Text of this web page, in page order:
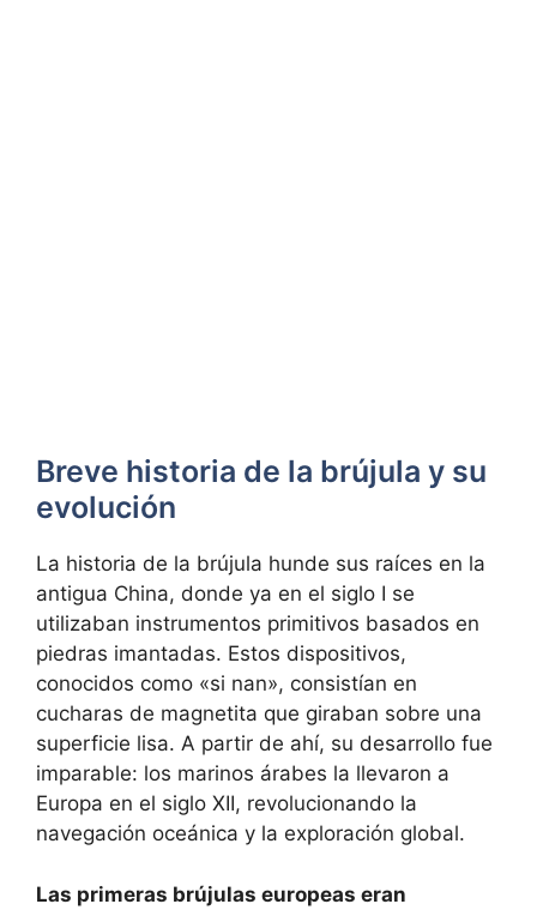
Breve historia de la brújula y su
evolución
La historia de la brújula hunde sus raíces en la
antigua China, donde ya en el siglo I se
utilizaban instrumentos primitivos basados en
piedras imantadas. Estos dispositivos,
conocidos como «si nan», consistían en
cucharas de magnetita que giraban sobre una
superficie lisa. A partir de ahí, su desarrollo fue
imparable: los marinos árabes la llevaron a
Europa en el siglo XII, revolucionando la
navegación oceánica y la exploración global.
Las primeras brújulas europeas eran